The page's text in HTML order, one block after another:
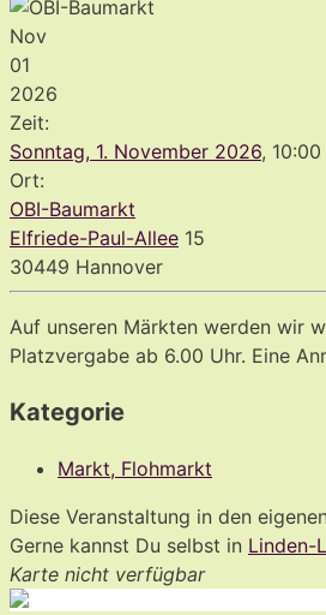
Nov
01
2026
Zeit:
Sonntag, 1. November 2026,
Ort:
OBI-Baumarkt
Elfriede-Paul-Allee 15
30449 Hannover
Auf unseren Märkten werden wir
Platzvergabe ab 6.00 Uhr. Eine
Kategorie
Markt, Flohmarkt
Diese Veranstaltung in den
Gerne kannst Du selbst in Linden-
Karte nicht verfügbar